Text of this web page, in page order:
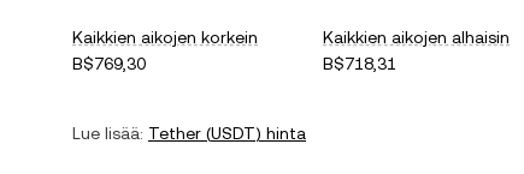
Kaikkien aikojen korkein
B$769,30
Kaikkien aikojen alhaisin
B$718,31
Lue lisää: Tether (USDT) hinta